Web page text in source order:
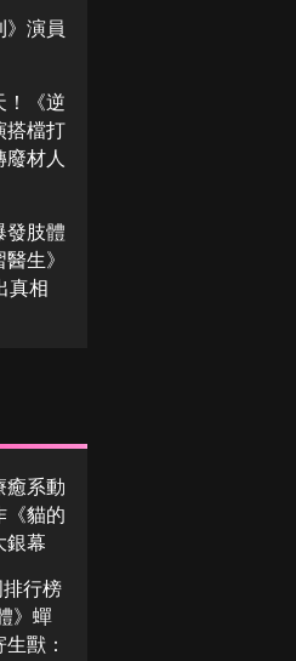
》演員
！《逆
搭檔打
材人
發肢體
生》
真相
癒系動
《貓的
銀幕
排行榜
》蟬
獸：